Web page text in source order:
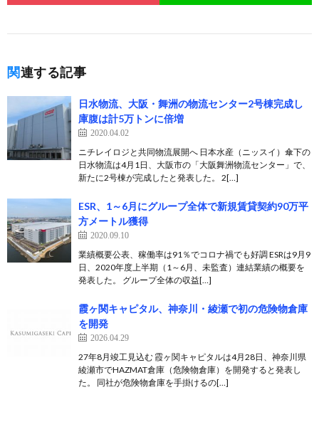
関連する記事
日水物流、大阪・舞洲の物流センター2号棟完成し
庫腹は計5万トンに倍増
2020.04.02
ニチレイロジと共同物流展開へ 日本水産（ニッスイ）傘下の
日水物流は4月1日、大阪市の「大阪舞洲物流センター」で、
新たに2号棟が完成したと発表した。 2[…]
ESR、1～6月にグループ全体で新規賃貸契約90万平
方メートル獲得
2020.09.10
業績概要公表、稼働率は91％でコロナ禍でも好調 ESRは9月9
日、2020年度上半期（1～6月、未監査）連結業績の概要を
発表した。 グループ全体の収益[…]
霞ヶ関キャピタル、神奈川・綾瀬で初の危険物倉庫
を開発
2026.04.29
27年8月竣工見込む 霞ヶ関キャピタルは4月28日、神奈川県
綾瀬市でHAZMAT倉庫（危険物倉庫）を開発すると発表し
た。 同社が危険物倉庫を手掛けるの[…]